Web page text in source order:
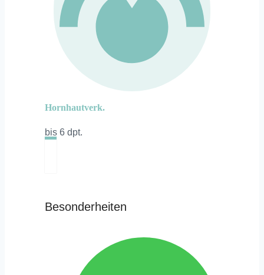
Hornhautverk.
bis 6 dpt.
Besonderheiten